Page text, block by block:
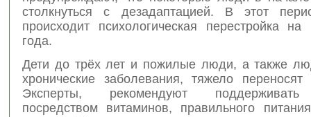
столкнуться с дезадаптацией. В этот
происходит психологическая перестройка
года.
Дети до трёх лет и пожилые люди, а также
хронические заболевания, тяжело переносят
Эксперты, рекомендуют поддерживать
посредством витаминов, правильного